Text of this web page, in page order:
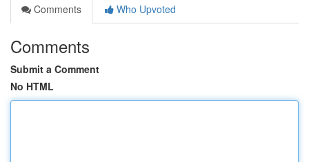
Comments
Who Upvoted
Comments
Submit a Comment
No HTML